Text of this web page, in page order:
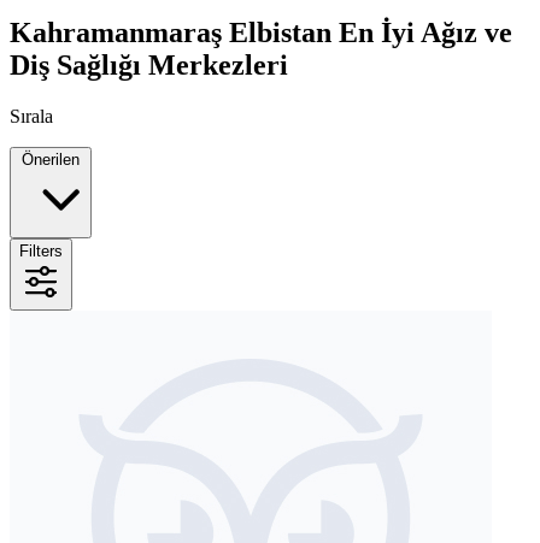
Kahramanmaraş Elbistan En İyi Ağız ve
Diş Sağlığı Merkezleri
Sırala
Filters